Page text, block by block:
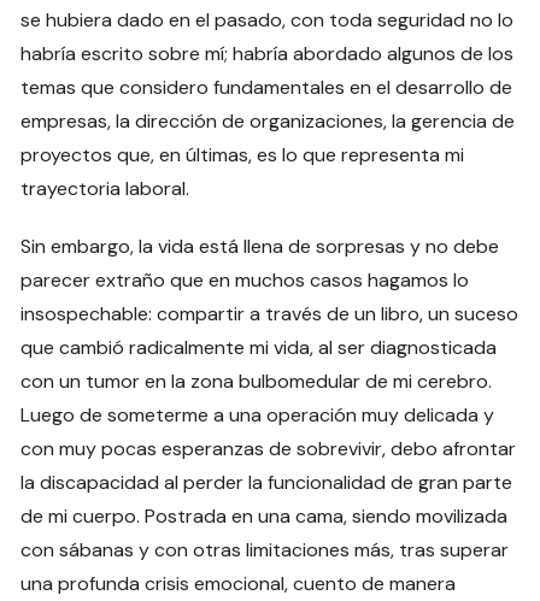
se hubiera dado en el pasado, con toda seguridad no lo
habría escrito sobre mí; habría abordado algunos de los
temas que considero fundamentales en el desarrollo de
empresas, la dirección de organizaciones, la gerencia de
proyectos que, en últimas, es lo que representa mi
trayectoria laboral.
Sin embargo, la vida está llena de sorpresas y no debe
parecer extraño que en muchos casos hagamos lo
insospechable: compartir a través de un libro, un suceso
que cambió radicalmente mi vida, al ser diagnosticada
con un tumor en la zona bulbomedular de mi cerebro.
Luego de someterme a una operación muy delicada y
con muy pocas esperanzas de sobrevivir, debo afrontar
la discapacidad al perder la funcionalidad de gran parte
de mi cuerpo. Postrada en una cama, siendo movilizada
con sábanas y con otras limitaciones más, tras superar
una profunda crisis emocional, cuento de manera